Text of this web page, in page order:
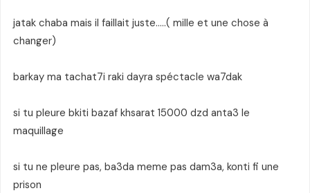
jatak chaba mais il faillait juste…..( mille et une chose à
changer)
barkay ma tachat7i raki dayra spéctacle wa7dak
si tu pleure bkiti bazaf khsarat 15000 dzd anta3 le
maquillage
si tu ne pleure pas, ba3da meme pas dam3a, konti fi une
prison